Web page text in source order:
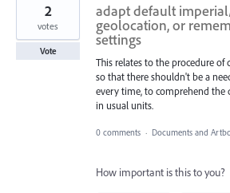
adapt default
geolocation, or
settings
This relates to the procedure of
so that there shouldn't be a
every time, to comprehend the
in usual units.
2
votes
Vote
0 comments · Documents and
How important is this to you?